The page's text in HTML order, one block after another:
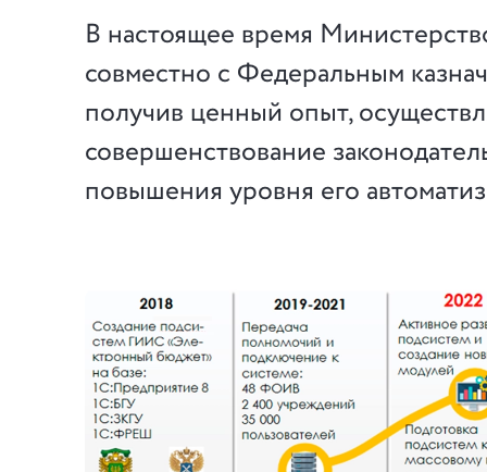
В настоящее время
совместно с Федеральным
получив ценный опыт,
совершенствование
повышения уровня его